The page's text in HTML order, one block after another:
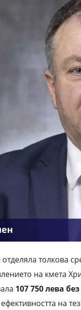
толкова
на кмета
107 750 лева
на